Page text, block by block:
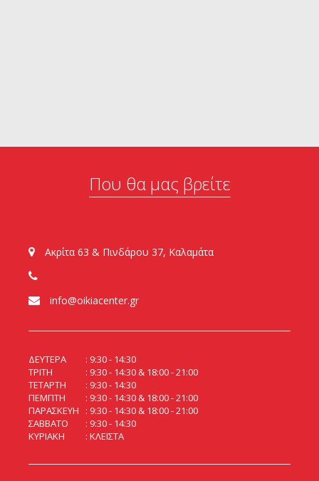
Που θα μας βρείτε
Ακρίτα 63 & Πινδάρου 37, Καλαμάτα
info@oikiacenter.gr
ΔΕΥΤΕΡΑ
9:30 - 14:30
ΤΡΙΤΗ
9:30 - 14:30 & 18:00 - 21:00
ΤΕΤΑΡΤΗ
9:30 - 14:30
ΠΕΜΠΤΗ
9:30 - 14:30 & 18:00 - 21:00
ΠΑΡΑΣΚΕΥΗ
9:30 - 14:30 & 18:00 - 21:00
ΣΑΒΒΑΤΟ
9:30 - 14:30
ΚΥΡΙΑΚΗ
ΚΛΕΙΣΤΑ